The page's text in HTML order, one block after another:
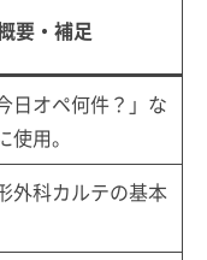
要・補足
日オペ何件？」な
使用。
外科カルテの基本